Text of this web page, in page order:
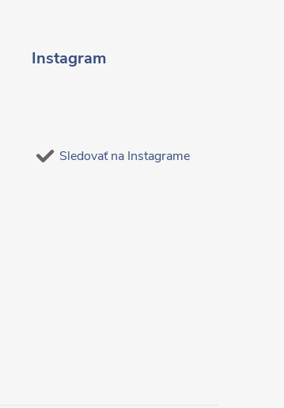
Instagram
Sledovať na Instagrame